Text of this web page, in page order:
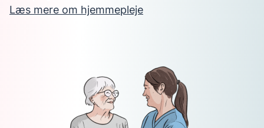
Læs mere om hjemmepleje